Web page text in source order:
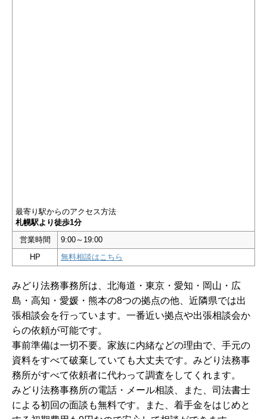
最寄り駅からのアクセス方法
札幌駅より徒歩1分
営業時間
9:00～19:00
HP
無料相談はこちら
みどり法務事務所は、北海道・東京・愛知・岡山・広
島・高知・愛媛・熊本の8つの拠点の他、近隣県では出
張相談会を行っています。一番近い拠点や出張相談会か
らの依頼が可能です。
事前準備は一切不要。家族に内緒などの理由で、手元の
資料をすべて破棄していても大丈夫です。みどり法務事
務所がすべて依頼者に代わって調査をしてくれます。
みどり法務事務所の電話・メール相談、また、司法書士
による初回の面談も無料です。また、着手金をはじめと